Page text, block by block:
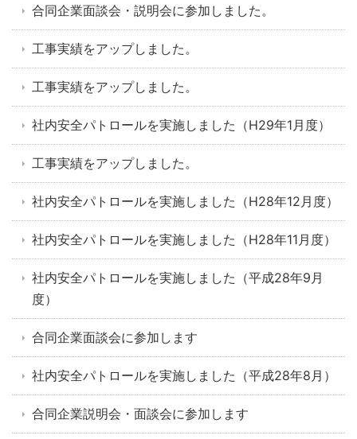
合同企業面談会・説明会に参加しました。
工事実績をアップしました。
工事実績をアップしました。
社内安全パトロールを実施しました（H29年1月度）
工事実績をアップしました。
社内安全パトロールを実施しました（H28年12月度）
社内安全パトロールを実施しました（H28年11月度）
社内安全パトロールを実施しました（平成28年9月
度）
合同企業面談会に参加します
社内安全パトロールを実施しました（平成28年8月）
合同企業説明会・面談会に参加します